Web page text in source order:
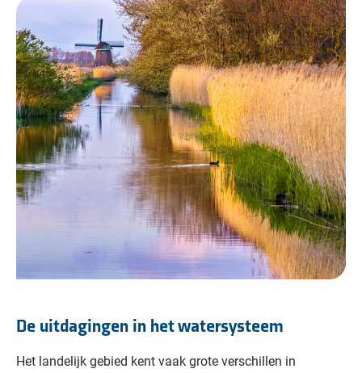
De uitdagingen in het watersysteem
Het landelijk gebied kent vaak grote verschillen in